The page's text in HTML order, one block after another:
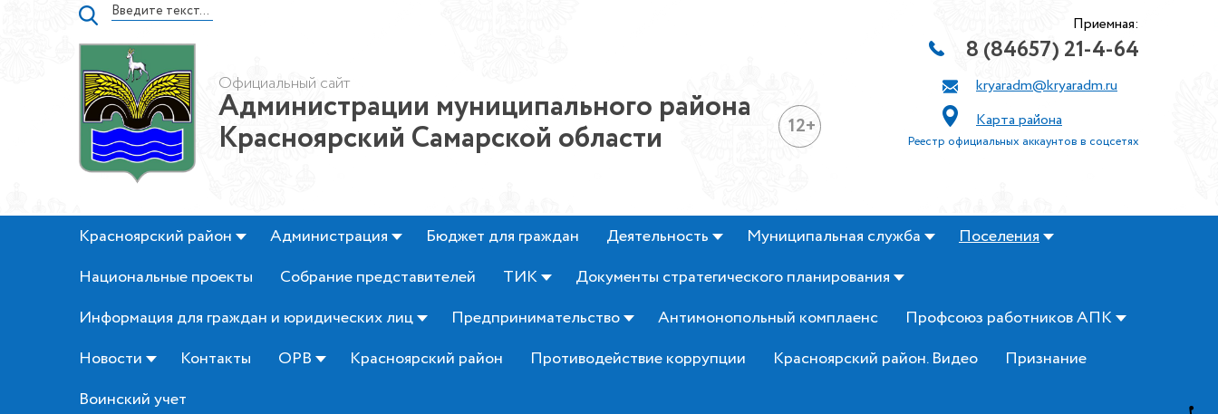
Официальный сайт
Администрации муниципального района
Красноярский Самарской области 12+
Приемная:
8 (84657) 21-4-64
kryaradm@kryaradm.ru
Карта района
Реестр официальных аккаунтов в соцсетях
Красноярский район Администрация Бюджет для граждан Деятельность Муниципальная служба
Поселения
Национальные проекты
Собрание представителей ТИК
Документы стратегического планирования
Информация для граждан и юридических лиц
Предпринимательство Антимонопольный комплаенс
Профсоюз работников АПК
Новости
Контакты ОРВ Красноярский район Противодействие коррупции Красноярский район. Видео
Признание
Воинский учет